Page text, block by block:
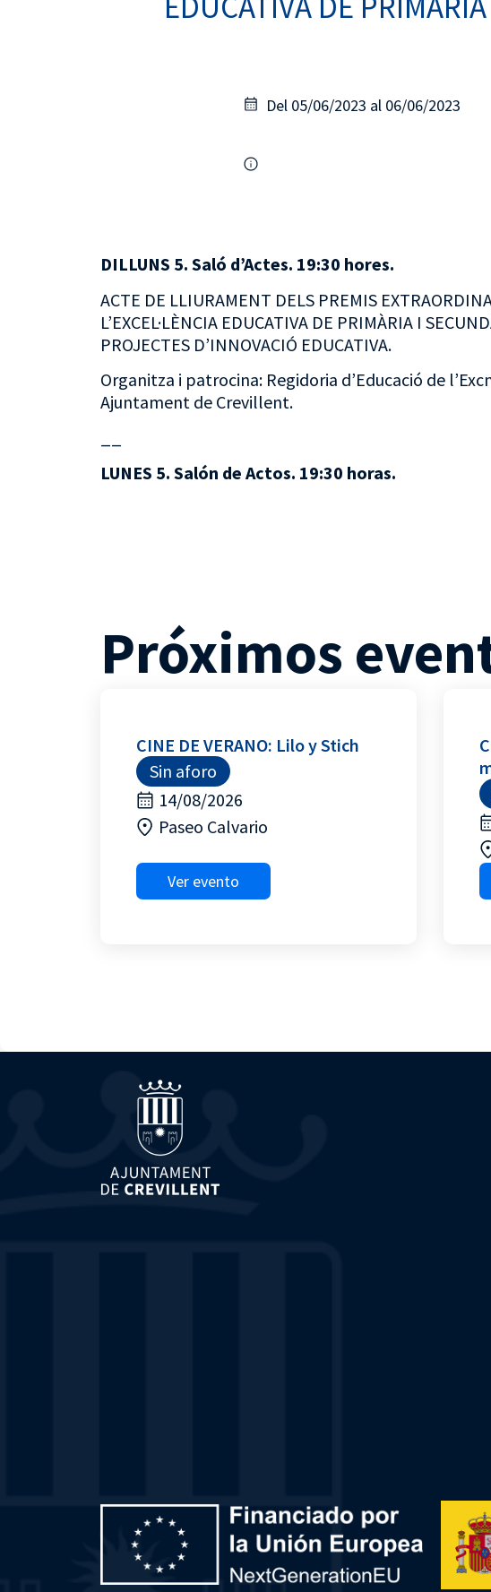
Del 05/06/2023 al 06/06/2023
DILLUNS 5. Saló d’Actes. 19:30 hores.
ACTE DE LLIURAMENT DELS PREMIS
L’EXCEL·LÈNCIA EDUCATIVA DE PRIMÀRIA I
PROJECTES D’INNOVACIÓ EDUCATIVA.
Organitza i patrocina: Regidoria d’Educació de
Ajuntament de Crevillent.
LUNES 5. Salón de Actos. 19:30 horas.
Próximos
CINE DE VERANO: Lilo y Stich
Sin aforo
14/08/2026
Paseo Calvario
Ver evento